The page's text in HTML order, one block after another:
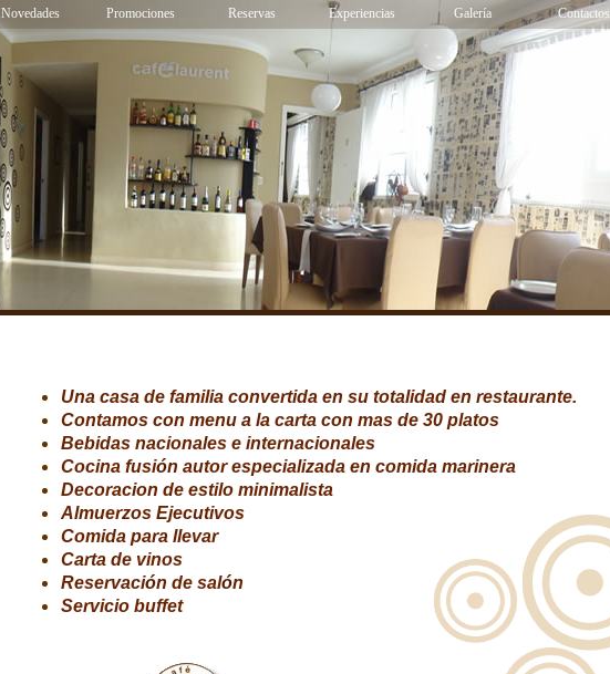
Novedades Promociones Reservas Experiencias Galería Contactos
Una casa de familia convertida en su totalidad en restaurante.
Contamos con menu a la carta con mas de 30 platos
Bebidas nacionales e internacionales
Cocina fusión autor especializada en comida marinera
Decoracion de estilo minimalista
Almuerzos Ejecutivos
Comida para llevar
Carta de vinos
Reservación de salón
Servicio buffet